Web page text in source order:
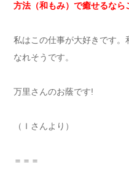
方法（和もみ）で癒せるなら
私はこの仕事が大好きです。
なれそうです。
万里さんのお蔭です!
（Ｉさんより）
＝＝＝